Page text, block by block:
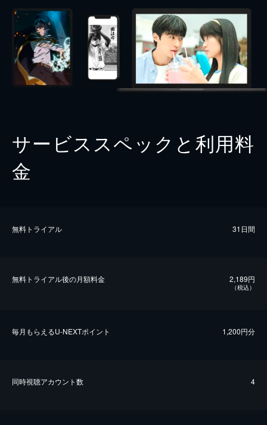
サービススペックと利用料
金
無料トライアル 31日間
無料トライアル後の⽉額料金 2,189円
（税込）
毎⽉もらえるU-NEXTポイント 1,200円分
同時視聴アカウント数 4